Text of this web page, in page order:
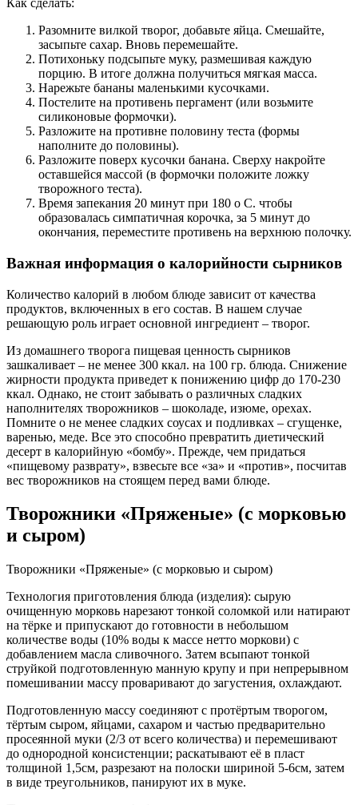
Как сделать:
Разомните вилкой творог, добавьте яйца. Смешайте,
засыпьте сахар. Вновь перемешайте.
Потихоньку подсыпьте муку, размешивая каждую
порцию. В итоге должна получиться мягкая масса.
Нарежьте бананы маленькими кусочками.
Постелите на противень пергамент (или возьмите
силиконовые формочки).
Разложите на противне половину теста (формы
наполните до половины).
Разложите поверх кусочки банана. Сверху накройте
оставшейся массой (в формочки положите ложку
творожного теста).
Время запекания 20 минут при 180 о С. чтобы
образовалась симпатичная корочка, за 5 минут до
окончания, переместите противень на верхнюю полочку.
Важная информация о калорийности сырников
Количество калорий в любом блюде зависит от качества
продуктов, включенных в его состав. В нашем случае
решающую роль играет основной ингредиент – творог.
Из домашнего творога пищевая ценность сырников
зашкаливает – не менее 300 ккал. на 100 гр. блюда. Снижение
жирности продукта приведет к понижению цифр до 170-230
ккал. Однако, не стоит забывать о различных сладких
наполнителях творожников – шоколаде, изюме, орехах.
Помните о не менее сладких соусах и подливках – сгущенке,
варенью, меде. Все это способно превратить диетический
десерт в калорийную «бомбу». Прежде, чем придаться
«пищевому разврату», взвесьте все «за» и «против», посчитав
вес творожников на стоящем перед вами блюде.
Творожники «Пряженые» (с морковью
и сыром)
Творожники «Пряженые» (с морковью и сыром)
Технология приготовления блюда (изделия): сырую
очищенную морковь нарезают тонкой соломкой или натирают
на тёрке и припускают до готовности в небольшом
количестве воды (10% воды к массе нетто моркови) с
добавлением масла сливочного. Затем всыпают тонкой
струйкой подготовленную манную крупу и при непрерывном
помешивании массу проваривают до загустения, охлаждают.
Подготовленную массу соединяют с протёртым творогом,
тёртым сыром, яйцами, сахаром и частью предварительно
просеянной муки (2/3 от всего количества) и перемешивают
до однородной консистенции; раскатывают её в пласт
толщиной 1,5см, разрезают на полоски шириной 5-6см, затем
в виде треугольников, панируют их в муке.